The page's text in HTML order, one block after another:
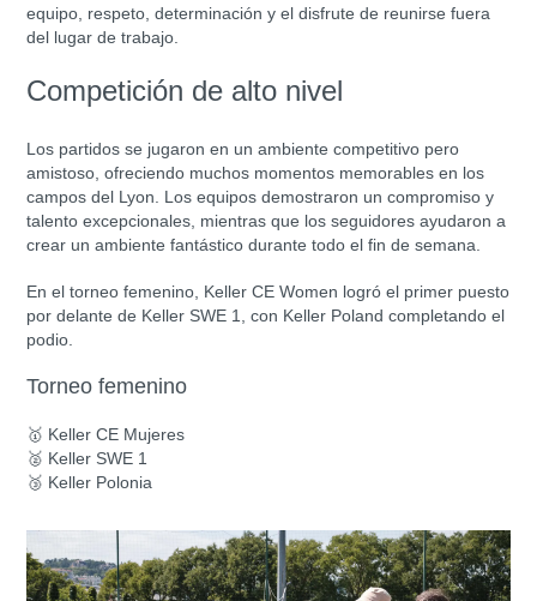
equipo, respeto, determinación y el disfrute de reunirse fuera
del lugar de trabajo.
Competición de alto nivel
Los partidos se jugaron en un ambiente competitivo pero
amistoso, ofreciendo muchos momentos memorables en los
campos del Lyon. Los equipos demostraron un compromiso y
talento excepcionales, mientras que los seguidores ayudaron a
crear un ambiente fantástico durante todo el fin de semana.
En el torneo femenino, Keller CE Women logró el primer puesto
por delante de Keller SWE 1, con Keller Poland completando el
podio.
Torneo femenino
🥇 Keller CE Mujeres
🥈 Keller SWE 1
🥉 Keller Polonia